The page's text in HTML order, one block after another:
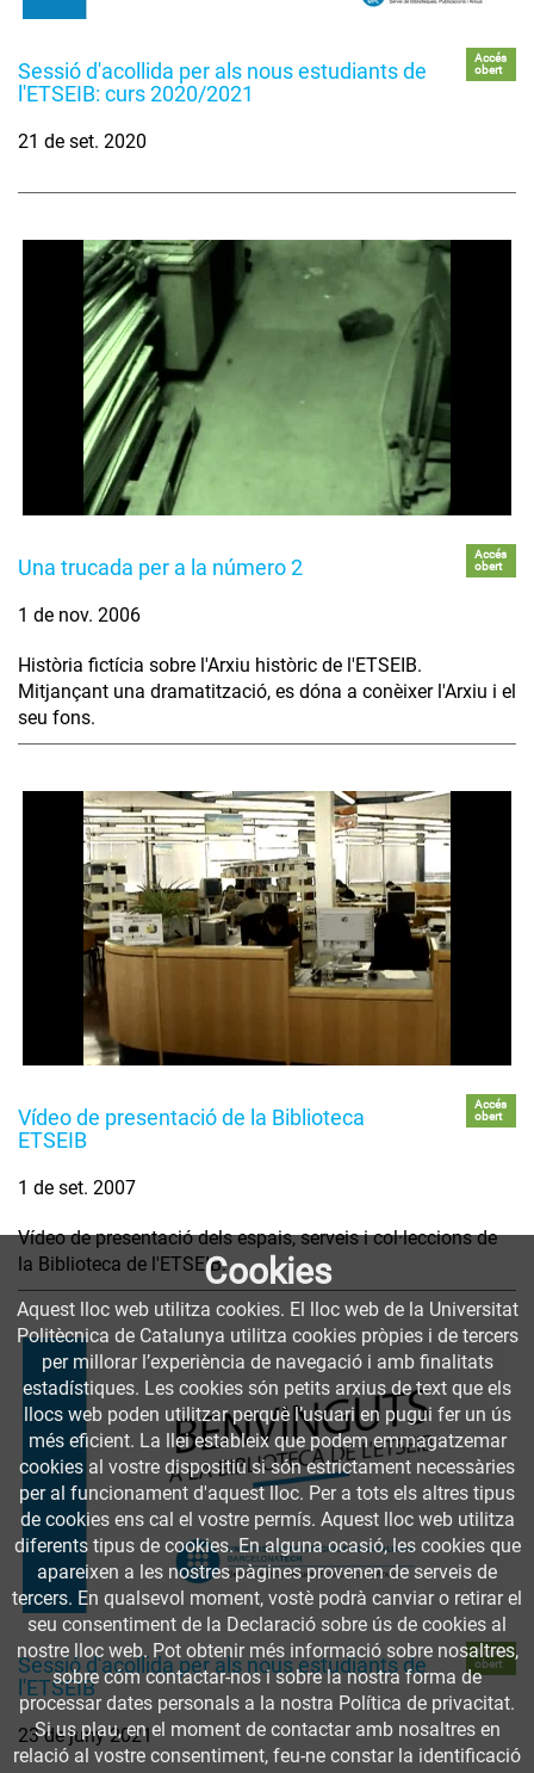
Sessió d'acollida per als nous estudiants de
l'ETSEIB: curs 2020/2021
Accés
obert
21 de set. 2020
Una trucada per a la número 2
Accés
obert
1 de nov. 2006
Història fictícia sobre l'Arxiu històric de l'ETSEIB.
Mitjançant una dramatització, es dóna a conèixer l'Arxiu i el
seu fons.
Vídeo de presentació de la Biblioteca
ETSEIB
Accés
obert
1 de set. 2007
Vídeo de presentació dels espais, serveis i col·leccions de
la Biblioteca de l'ETSEIB.
Sessió d'acollida per als nous estudiants de
l'ETSEIB
Accés
obert
23 de juny 2021
Cookies
Aquest lloc web utilitza cookies. El lloc web de la Universitat
Politècnica de Catalunya utilitza cookies pròpies i de tercers
per millorar l’experiència de navegació i amb finalitats
estadístiques. Les cookies són petits arxius de text que els
llocs web poden utilitzar perquè l’usuari en pugui fer un ús
més eficient. La llei estableix que podem emmagatzemar
cookies al vostre dispositiu si són estrictament necessàries
per al funcionament d'aquest lloc. Per a tots els altres tipus
de cookies ens cal el vostre permís. Aquest lloc web utilitza
diferents tipus de cookies. En alguna ocasió, les cookies que
apareixen a les nostres pàgines provenen de serveis de
tercers. En qualsevol moment, vostè podrà canviar o retirar el
seu consentiment de la Declaració sobre ús de cookies al
nostre lloc web. Pot obtenir més informació sobre nosaltres,
sobre cóm contactar-nos i sobre la nostra forma de
processar dates personals a la nostra Política de privacitat.
Si us plau, en el moment de contactar amb nosaltres en
relació al vostre consentiment, feu-ne constar la identificació